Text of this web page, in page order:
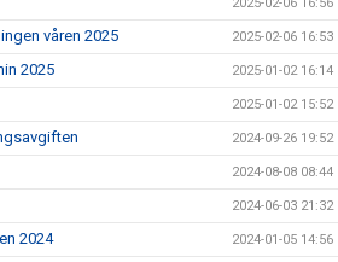
våren 2025 2025-02-06 16:53
2025 2025-01-02 16:14
2025-01-02 15:52
2024-09-26 19:52
2024-08-08 08:44
2024-06-03 21:32
2024 2024-01-05 14:56